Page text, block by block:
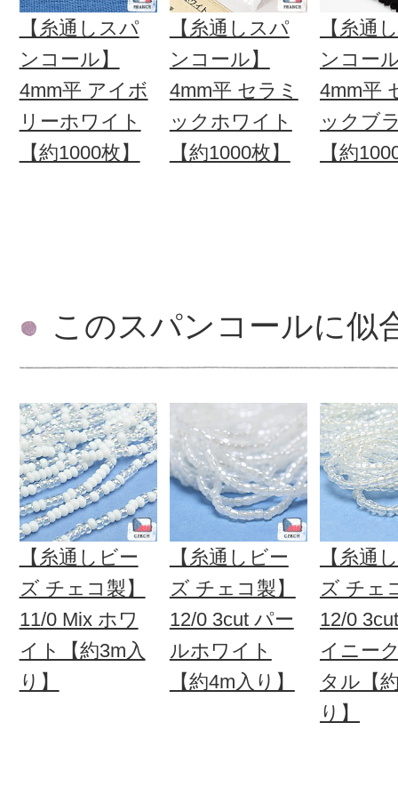
【糸通しスパ
ンコール】
4mm平 アイボ
リーホワイト
【約1000枚】
【糸通しスパ
ンコール】
4mm平 セラミ
ックホワイト
【約1000枚】
【糸通
ンコー
4mm平
ックブ
【約
このスパンコールに似
【糸通しビー
ズ チェコ製】
11/0 Mix ホワ
イト【約3m入
り】
【糸通しビー
ズ チェコ製】
12/0 3cut パー
ルホワイト
【約4m入り】
【糸通
ズ チェ
12/0
イニー
タル【
り】